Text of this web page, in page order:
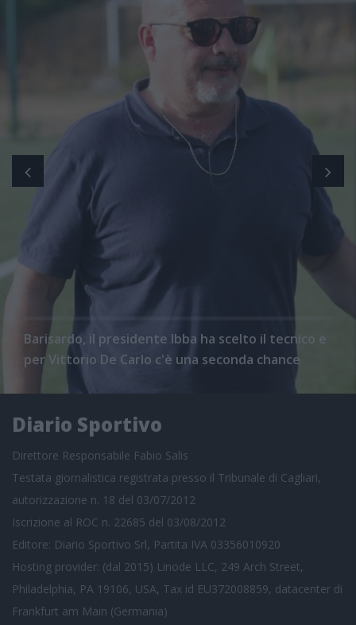
Barisardo, il presidente Ibba ha scelto il tecnico e
per Vittorio De Carlo c'è una seconda chance
Diario Sportivo
Direttore Responsabile Fabio Salis
Testata giornalistica registrata presso il Tribunale di Cagliari,
autorizzazione n. 18 del 03/07/2012
Iscrizione al ROC n. 22685 del 03/08/2012
Editore: Diario Sportivo Srl, Partita IVA 03356010920
Hosting provider: (dal 2015) Linode LLC, 249 Arch Street,
Philadelphia, PA 19106, USA, Tax id EU372008859, datacenter di
Frankfurt am Main (Germania)